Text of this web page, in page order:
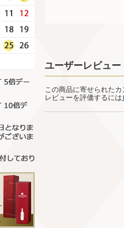
ユーザーレビュー
この商品に寄せられた
レビューを評価するには